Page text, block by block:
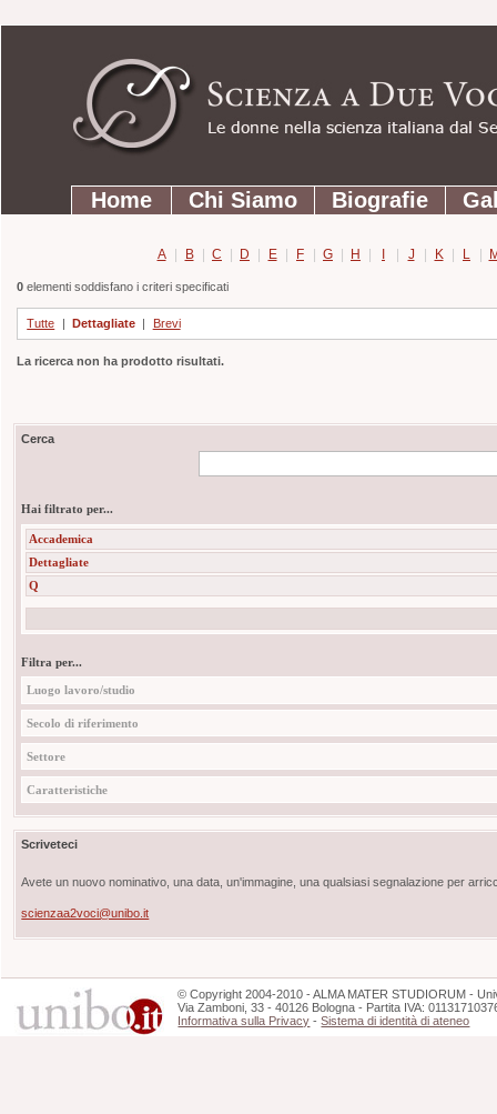
contenuti.
Strumenti
personali
SezioniHome Chi Siamo Biografie
A | B | C | D | E | F | G | H | I | J | K | L |
0elementi soddisfano i criteri specificati
Tutte | Dettagliate | Brevi
La ricerca non ha prodotto risultati.
Cerca
Hai filtrato per...
Accademica
Dettagliate
Q
Filtra per...
Luogo lavoro/studio
Secolo di riferimento
Settore
Caratteristiche
Scriveteci
Avete un nuovo nominativo, una data, un'immagine, una qualsiasi segnalazione per
scienzaa2voci@unibo.it
©Copyright 2004-2010 - ALMA MATER STUDIORUM -
Via Zamboni, 33 - 40126 Bologna - Partita IVA:
Informativa sulla Privacy -Sistema di identità di ateneo